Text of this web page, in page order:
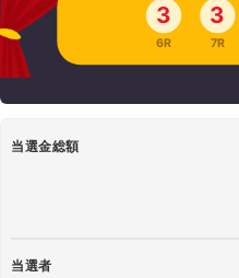
3
6R
3
7R
当選金総額
当選者